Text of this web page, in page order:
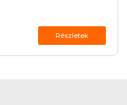
Részletek